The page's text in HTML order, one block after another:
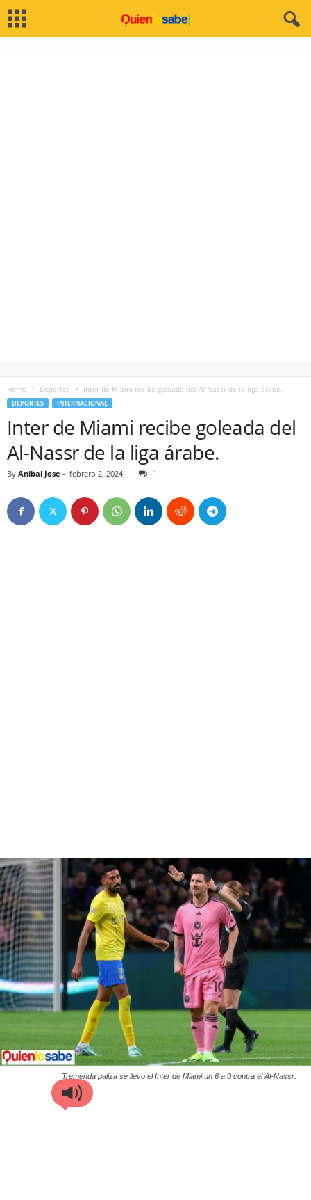
Home Deportes Inter de Miami recibe goleada del Al-Nassr de la liga árabe.
DEPORTES INTERNACIONAL
Inter de Miami recibe goleada del
Al-Nassr de la liga árabe.
By Anibal Jose - febrero 2, 2024 1
Tremenda paliza se llevo el Inter de Miami un 6 a 0 contra el Al-Nassr.